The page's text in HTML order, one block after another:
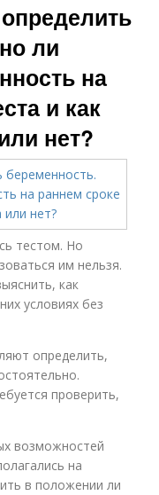
ли
на
и как
нет?
тестом. Но
им нельзя.
как
условиях без
определить,
проверить,
возможностей
на
в положении ли